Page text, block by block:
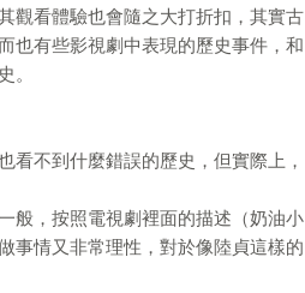
觀看體驗也會隨之大打折扣，其實古
也有些影視劇中表現的歷史事件，和
。
看不到什麼錯誤的歷史，但實際上，
般，按照電視劇裡面的描述（奶油小
事情又非常理性，對於像陸貞這樣的